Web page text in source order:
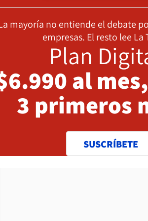
mayoría no entiende el debate
empresas. El resto lee La
Plan
al
3 primeros
SUSCRÍBETE